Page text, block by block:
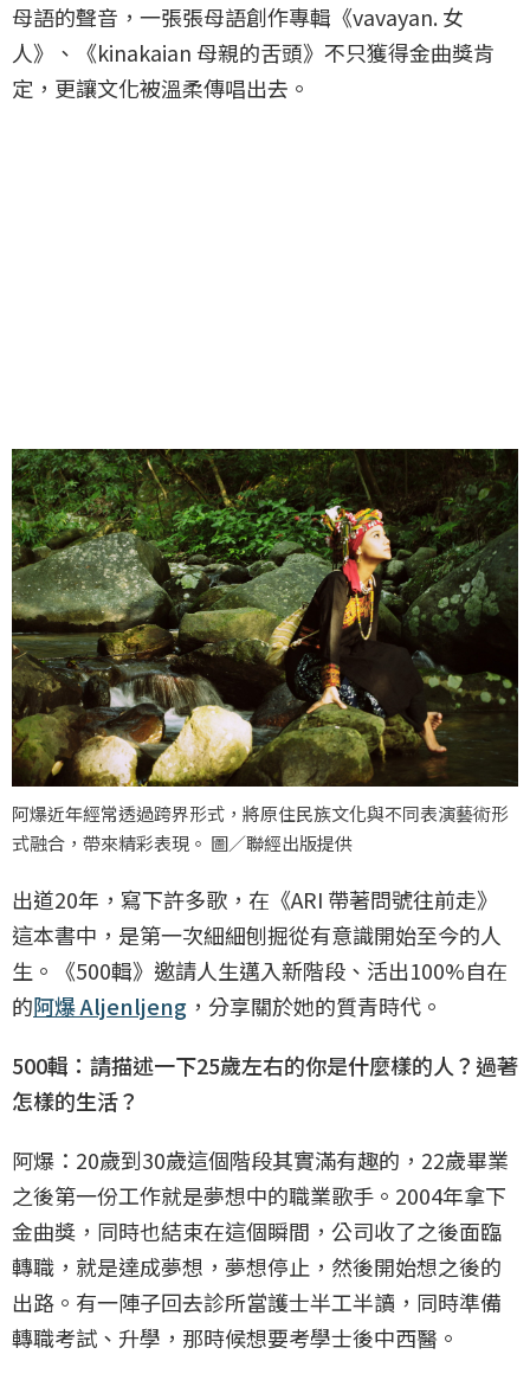
母語的聲音，一張張母語創作專輯《vavayan. 女
人》、《kinakaian 母親的舌頭》不只獲得金曲獎肯
定，更讓文化被溫柔傳唱出去。
阿爆近年經常透過跨界形式，將原住民族文化與不同表演藝術形
式融合，帶來精彩表現。 圖／聯經出版提供
出道20年，寫下許多歌，在《ARI 帶著問號往前走》
這本書中，是第一次細細刨掘從有意識開始至今的人
生。《500輯》邀請人生邁入新階段、活出100%自在
的阿爆 Aljenljeng ，分享關於她的質青時代。
500輯：請描述一下25歲左右的你是什麼樣的人？過著
怎樣的生活？
阿爆：20歲到30歲這個階段其實滿有趣的，22歲畢業
之後第一份工作就是夢想中的職業歌手。2004年拿下
金曲獎，同時也結束在這個瞬間，公司收了之後面臨
轉職，就是達成夢想，夢想停止，然後開始想之後的
出路。有一陣子回去診所當護士半工半讀，同時準備
轉職考試、升學，那時候想要考學士後中西醫。